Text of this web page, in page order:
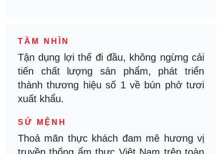
TẦM NHÌN
Tận dụng lợi thế đi đầu, không ngừng cải
tiến chất lượng sản phẩm, phát triển
thành thương hiệu số 1 về bún phở tươi
xuất khẩu.
SỨ MỆNH
Thoả mãn thực khách đam mê hương vị